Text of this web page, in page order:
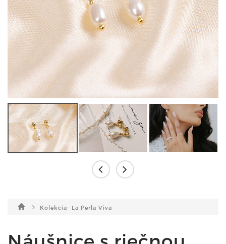
Kolekcia- La Perla Viva